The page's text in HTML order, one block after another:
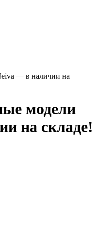
— в наличии на
модели
на складе!